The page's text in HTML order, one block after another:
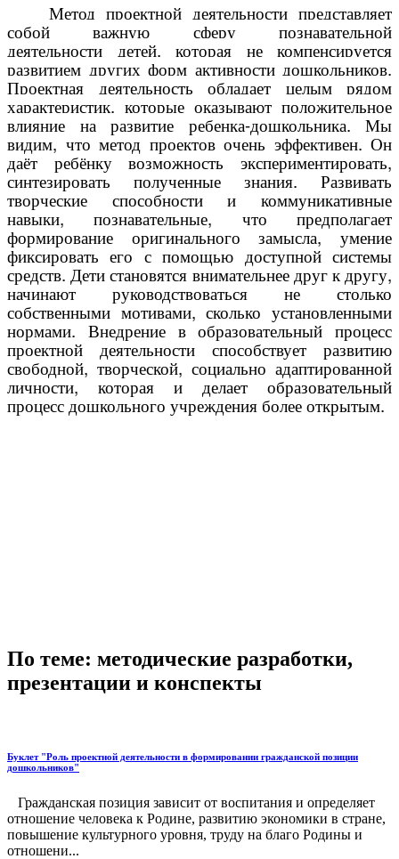
Метод проектной деятельности представляет
собой важную сферу познавательной
деятельности детей, которая не компенсируется
развитием других форм активности дошкольников.
Проектная деятельность обладает целым рядом
характеристик, которые оказывают положительное
влияние на развитие ребенка-дошкольника. Мы
видим, что метод проектов очень эффективен. Он
даёт ребёнку возможность экспериментировать,
синтезировать полученные знания. Развивать
творческие способности и коммуникативные
навыки, познавательные, что предполагает
формирование оригинального замысла, умение
фиксировать его с помощью доступной системы
средств. Дети становятся внимательнее друг к другу,
начинают руководствоваться не столько
собственными мотивами, сколько установленными
нормами. Внедрение в образовательный процесс
проектной деятельности способствует развитию
свободной, творческой, социально адаптированной
личности, которая и делает образовательный
процесс дошкольного учреждения более открытым.
По теме: методические разработки,
презентации и конспекты
Буклет "Роль проектной деятельности в формировании гражданской позиции
дошкольников"
Гражданская позиция зависит от воспитания и определяет
отношение человека к Родине, развитию экономики в стране,
повышение культурного уровня, труду на благо Родины и
отношени...